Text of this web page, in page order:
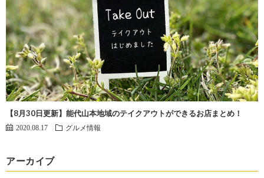
【8月30日更新】能代山本地域のテイクアウトができるお店まとめ！
2020.08.17 グルメ情報
アーカイブ